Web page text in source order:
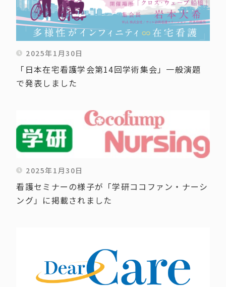
2025年1月30日
「日本在宅看護学会第14回学術集会」一般演題
で発表しました
2025年1月30日
看護セミナーの様子が「学研ココファン・ナーシ
ング」に掲載されました